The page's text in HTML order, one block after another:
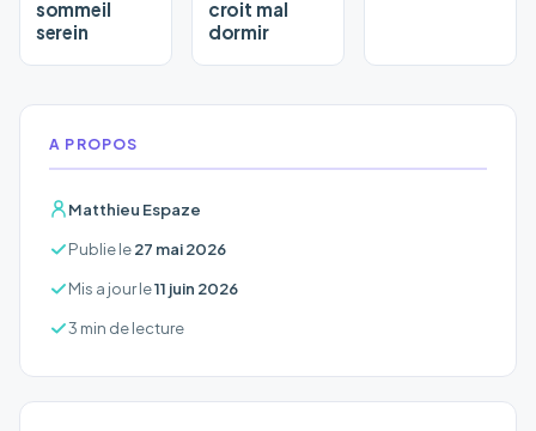
sommeil
serein
croit mal
dormir
A PROPOS
Matthieu Espaze
Publie le27 mai 2026
Mis a jour le11 juin 2026
3 min de lecture